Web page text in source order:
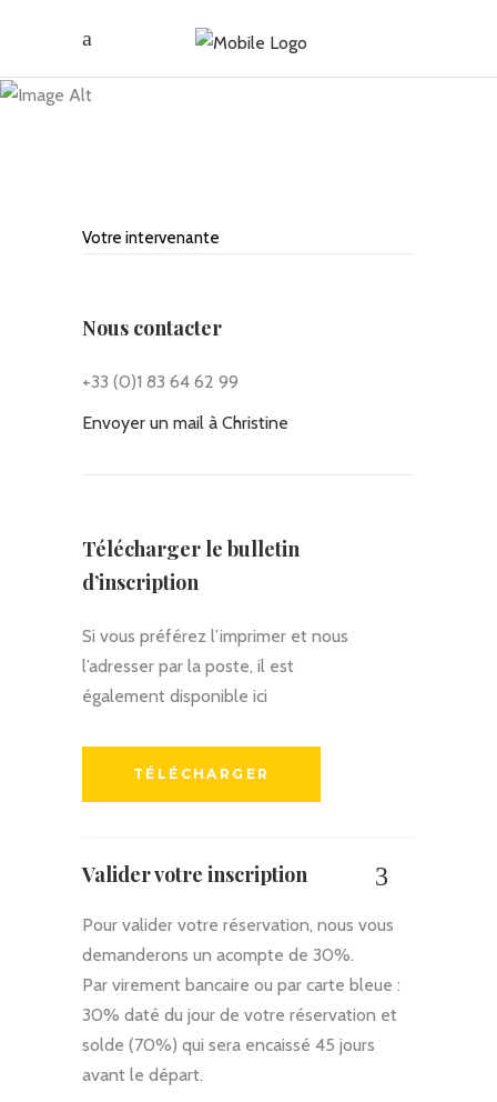
Rhodes
Excellente pédagogue,
Votre intervenante
Nous contacter
+33 (0)1 83 64 62 99
Envoyer un mail à Christine
Télécharger le bulletin
d’inscription
Si vous préférez l’imprimer et nous
l’adresser par la poste, il est
également disponible ici
TÉLÉCHARGER
Valider votre inscription
Pour valider votre réservation, nous vous
demanderons un acompte de 30%.
Par virement bancaire ou par carte bleue :
30% daté du jour de votre réservation et
solde (70%) qui sera encaissé 45 jours
avant le départ.